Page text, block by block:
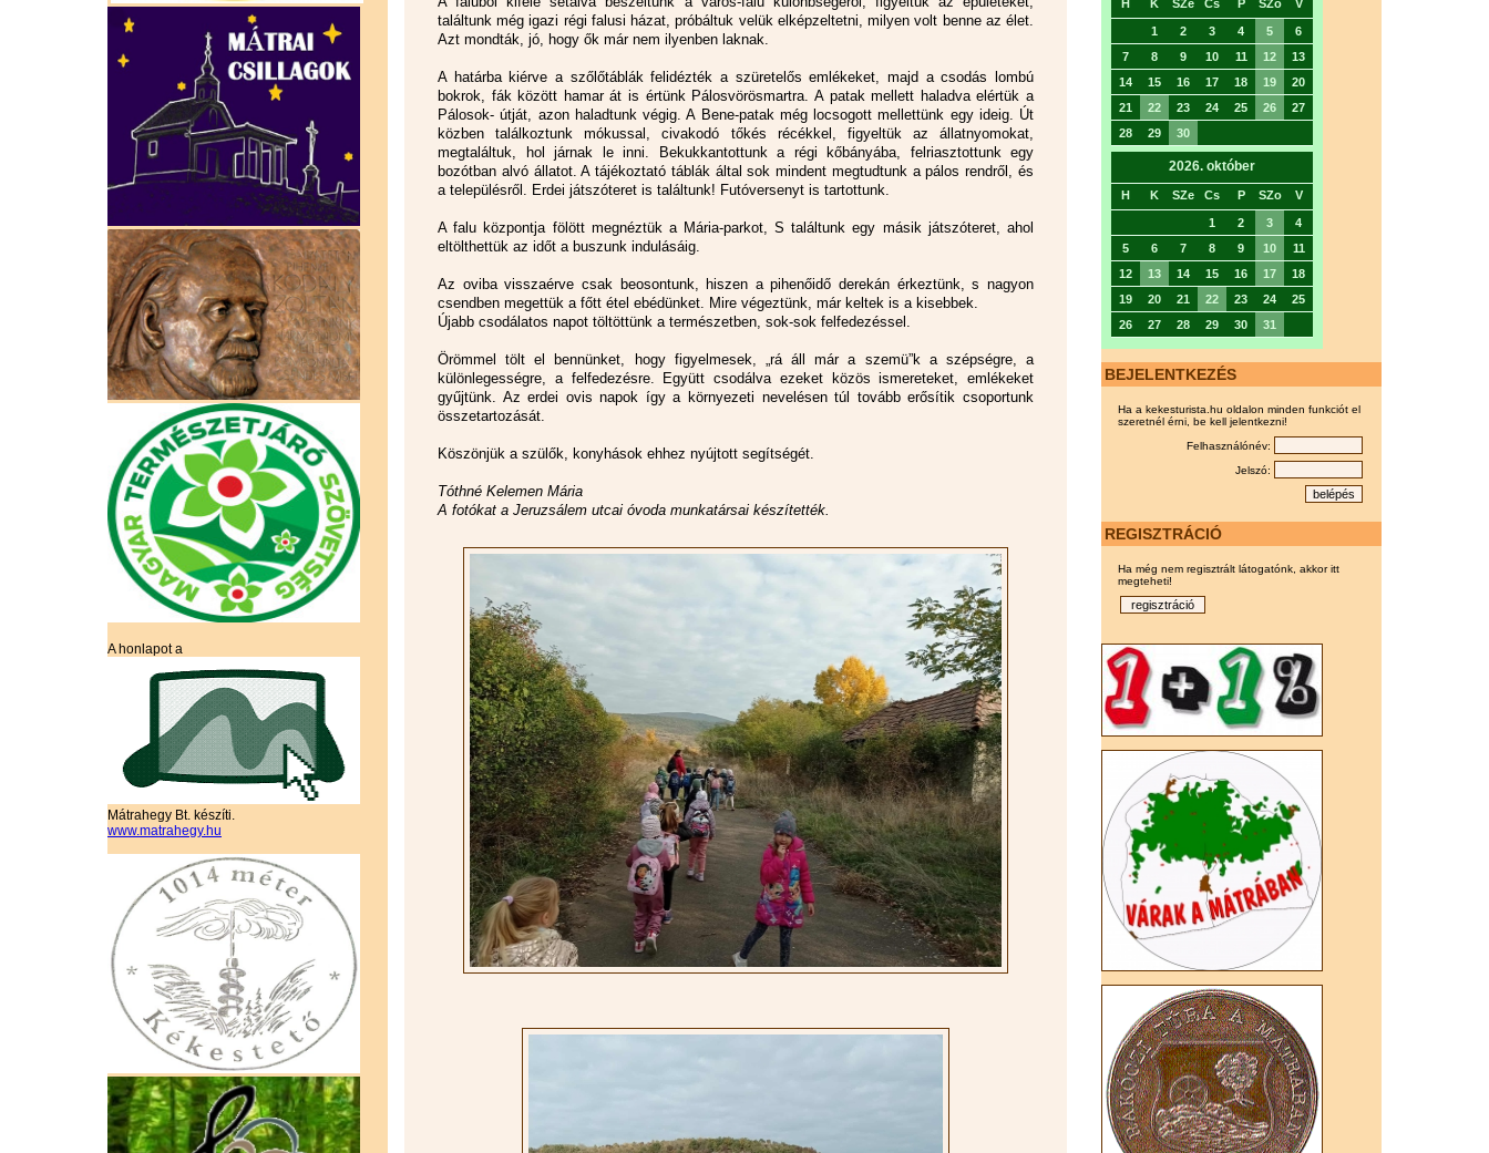
A honlapot a
Mátrahegy Bt. készíti.
www.matrahegy.hu
találtunk még igazi régi falusi házat, próbáltuk velük elképzeltetni, milyen volt benne az élet.
Azt mondták, jó, hogy ők már nem ilyenben laknak.
A határba kiérve a szőlőtáblák felidézték a szüretelős emlékeket, majd a csodás lombú
bokrok, fák között hamar át is értünk Pálosvörösmartra. A patak mellett haladva elértük a
Pálosok- útját, azon haladtunk végig. A Bene-patak még locsogott mellettünk egy ideig. Út
közben találkoztunk mókussal, civakodó tőkés récékkel, figyeltük az állatnyomokat,
megtaláltuk, hol járnak le inni. Bekukkantottunk a régi kőbányába, felriasztottunk egy
bozótban alvó állatot. A tájékoztató táblák által sok mindent megtudtunk a pálos rendről, és
a településről. Erdei játszóteret is találtunk! Futóversenyt is tartottunk.
A falu központja fölött megnéztük a Mária-parkot, S találtunk egy másik játszóteret, ahol
eltölthettük az időt a buszunk indulásáig.
Az oviba visszaérve csak beosontunk, hiszen a pihenőidő derekán érkeztünk, s nagyon
csendben megettük a főtt étel ebédünket. Mire végeztünk, már keltek is a kisebbek.
Újabb csodálatos napot töltöttünk a természetben, sok-sok felfedezéssel.
Örömmel tölt el bennünket, hogy figyelmesek, „rá áll már a szemü”k a szépségre, a
különlegességre, a felfedezésre. Együtt csodálva ezeket közös ismereteket, emlékeket
gyűjtünk. Az erdei ovis napok így a környezeti nevelésen túl tovább erősítik csoportunk
összetartozását.
Köszönjük a szülők, konyhások ehhez nyújtott segítségét.
Tóthné Kelemen Mária
A fotókat a Jeruzsálem utcai óvoda munkatársai készítették.
H K SZe Cs P SZo V
1 2 3 4 5
6
7
8 9 10 11 12
13
14
15 16 17 18 19
20
21
22 23 24 25 26
27
28
29 30
2026. október
H K SZe Cs P SZo V
1 2 3
4
5
6 7 8 9 10
11
12
13 14 15 16 17
18
19
20 21 22 23 24
25
26
27 28 29 30 31
BEJELENTKEZÉS
Ha a kekesturista.hu oldalon minden funkciót el
szeretnél érni, be kell jelentkezni!
Felhasználónév:
Jelszó:
REGISZTRÁCIÓ
Ha még nem regisztrált látogatónk, akkor itt
megteheti!